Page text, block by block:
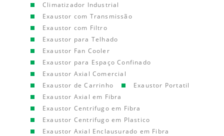
Climatizador Industrial
Exaustor com Transmissão
Exaustor com Filtro
Exaustor para Telhado
Exaustor Fan Cooler
Exaustor para Espaço Confinado
Exaustor Axial Comercial
Exaustor de Carrinho
Exaustor Portatil
Exaustor Axial em Fibra
Exaustor Centrifugo em Fibra
Exaustor Centrifugo em Plastico
Exaustor Axial Enclausurado em Fibra